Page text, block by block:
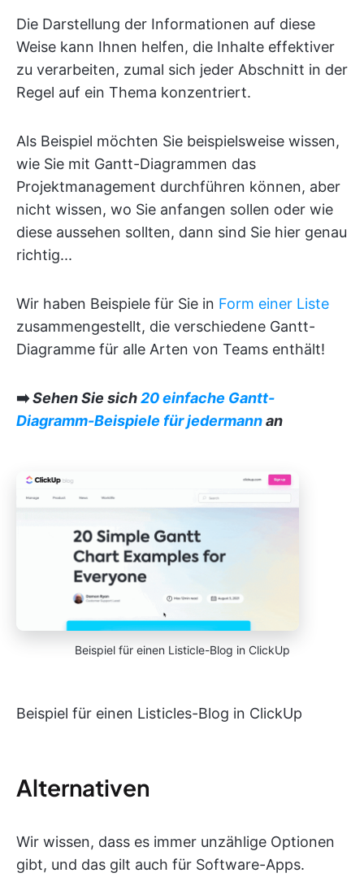
Die Darstellung der Informationen auf diese
Weise kann Ihnen helfen, die Inhalte effektiver
zu verarbeiten, zumal sich jeder Abschnitt in der
Regel auf ein Thema konzentriert.
Als Beispiel möchten Sie beispielsweise wissen,
wie Sie mit Gantt-Diagrammen das
Projektmanagement durchführen können, aber
nicht wissen, wo Sie anfangen sollen oder wie
diese aussehen sollten, dann sind Sie hier genau
richtig...
Wir haben Beispiele für Sie in Form einer Liste
zusammengestellt, die verschiedene Gantt-
Diagramme für alle Arten von Teams enthält!
➡️Sehen Sie sich20 einfache Gantt-
Diagramm-Beispiele für jedermannan
Beispiel für einen Listicle-Blog in ClickUp
Beispiel für einen Listicles-Blog in ClickUp
Alternativen
Wir wissen, dass es immer unzählige Optionen
gibt, und das gilt auch für Software-Apps.